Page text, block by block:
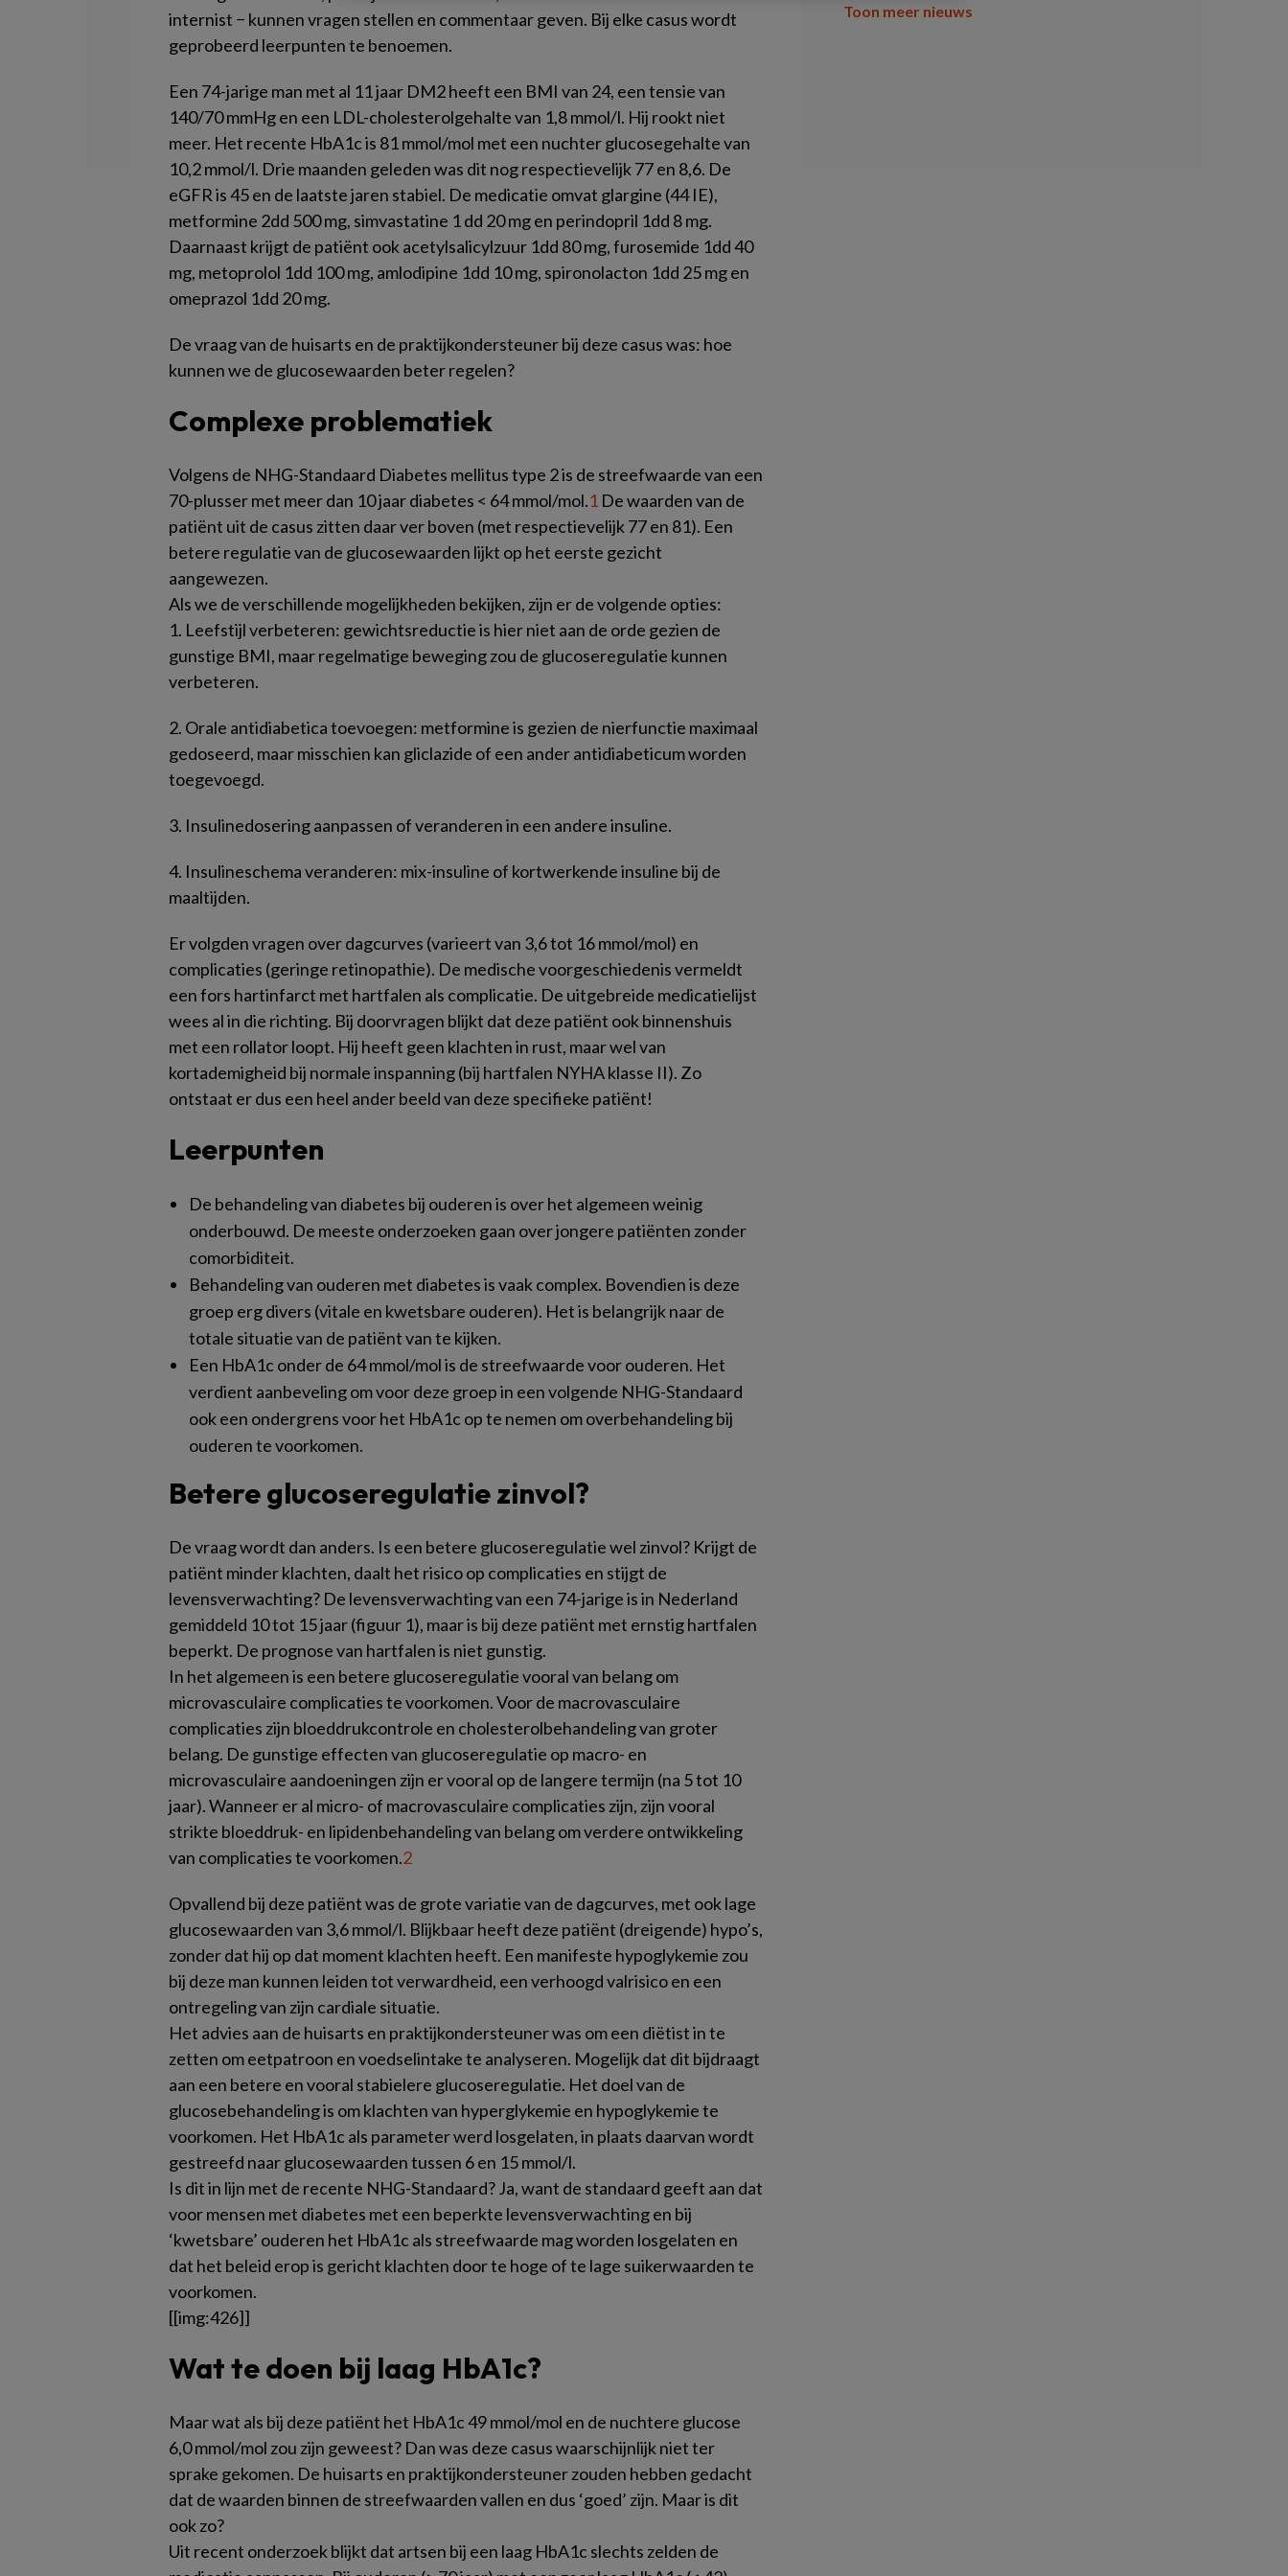
internist − kunnen vragen stellen en commentaar geven. Bij elke casus wordt
geprobeerd leerpunten te benoemen.
Een 74-jarige man met al 11 jaar DM2 heeft een BMI van 24, een tensie van
140/70 mmHg en een LDL-cholesterolgehalte van 1,8 mmol/l. Hij rookt niet
meer. Het recente HbA1c is 81 mmol/mol met een nuchter glucosegehalte van
10,2 mmol/l. Drie maanden geleden was dit nog respectievelijk 77 en 8,6. De
eGFR is 45 en de laatste jaren stabiel. De medicatie omvat glargine (44 IE),
metformine 2dd 500 mg, simvastatine 1 dd 20 mg en perindopril 1dd 8 mg.
Daarnaast krijgt de patiënt ook acetylsalicylzuur 1dd 80 mg, furosemide 1dd 40
mg, metoprolol 1dd 100 mg, amlodipine 1dd 10 mg, spironolacton 1dd 25 mg en
omeprazol 1dd 20 mg.
De vraag van de huisarts en de praktijkondersteuner bij deze casus was: hoe
kunnen we de glucosewaarden beter regelen?
Complexe problematiek
Volgens de NHG-Standaard Diabetes mellitus type 2 is de streefwaarde van een
70-plusser met meer dan 10 jaar diabetes < 64 mmol/mol.1 De waarden van de
patiënt uit de casus zitten daar ver boven (met respectievelijk 77 en 81). Een
betere regulatie van de glucosewaarden lijkt op het eerste gezicht
aangewezen.
Als we de verschillende mogelijkheden bekijken, zijn er de volgende opties:
1. Leefstijl verbeteren: gewichtsreductie is hier niet aan de orde gezien de
gunstige BMI, maar regelmatige beweging zou de glucoseregulatie kunnen
verbeteren.
2. Orale antidiabetica toevoegen: metformine is gezien de nierfunctie maximaal
gedoseerd, maar misschien kan gliclazide of een ander antidiabeticum worden
toegevoegd.
3. Insulinedosering aanpassen of veranderen in een andere insuline.
4. Insulineschema veranderen: mix-insuline of kortwerkende insuline bij de
maaltijden.
Er volgden vragen over dagcurves (varieert van 3,6 tot 16 mmol/mol) en
complicaties (geringe retinopathie). De medische voorgeschiedenis vermeldt
een fors hartinfarct met hartfalen als complicatie. De uitgebreide medicatielijst
wees al in die richting. Bij doorvragen blijkt dat deze patiënt ook binnenshuis
met een rollator loopt. Hij heeft geen klachten in rust, maar wel van
kortademigheid bij normale inspanning (bij hartfalen NYHA klasse II). Zo
ontstaat er dus een heel ander beeld van deze specifieke patiënt!
Leerpunten
De behandeling van diabetes bij ouderen is over het algemeen weinig
onderbouwd. De meeste onderzoeken gaan over jongere patiënten zonder
comorbiditeit.
Behandeling van ouderen met diabetes is vaak complex. Bovendien is deze
groep erg divers (vitale en kwetsbare ouderen). Het is belangrijk naar de
totale situatie van de patiënt van te kijken.
Een HbA1c onder de 64 mmol/mol is de streefwaarde voor ouderen. Het
verdient aanbeveling om voor deze groep in een volgende NHG-Standaard
ook een ondergrens voor het HbA1c op te nemen om overbehandeling bij
ouderen te voorkomen.
Betere glucoseregulatie zinvol?
De vraag wordt dan anders. Is een betere glucoseregulatie wel zinvol? Krijgt de
patiënt minder klachten, daalt het risico op complicaties en stijgt de
levensverwachting? De levensverwachting van een 74-jarige is in Nederland
gemiddeld 10 tot 15 jaar (figuur 1), maar is bij deze patiënt met ernstig hartfalen
beperkt. De prognose van hartfalen is niet gunstig.
In het algemeen is een betere glucoseregulatie vooral van belang om
microvasculaire complicaties te voorkomen. Voor de macrovasculaire
complicaties zijn bloeddrukcontrole en cholesterolbehandeling van groter
belang. De gunstige effecten van glucoseregulatie op macro- en
microvasculaire aandoeningen zijn er vooral op de langere termijn (na 5 tot 10
jaar). Wanneer er al micro- of macrovasculaire complicaties zijn, zijn vooral
strikte bloeddruk- en lipidenbehandeling van belang om verdere ontwikkeling
van complicaties te voorkomen.2
Opvallend bij deze patiënt was de grote variatie van de dagcurves, met ook lage
glucosewaarden van 3,6 mmol/l. Blijkbaar heeft deze patiënt (dreigende) hypo’s,
zonder dat hij op dat moment klachten heeft. Een manifeste hypoglykemie zou
bij deze man kunnen leiden tot verwardheid, een verhoogd valrisico en een
ontregeling van zijn cardiale situatie.
Het advies aan de huisarts en praktijkondersteuner was om een diëtist in te
zetten om eetpatroon en voedselintake te analyseren. Mogelijk dat dit bijdraagt
aan een betere en vooral stabielere glucoseregulatie. Het doel van de
glucosebehandeling is om klachten van hyperglykemie en hypoglykemie te
voorkomen. Het HbA1c als parameter werd losgelaten, in plaats daarvan wordt
gestreefd naar glucosewaarden tussen 6 en 15 mmol/l.
Is dit in lijn met de recente NHG-Standaard? Ja, want de standaard geeft aan dat
voor mensen met diabetes met een beperkte levensverwachting en bij
‘kwetsbare’ ouderen het HbA1c als streefwaarde mag worden losgelaten en
dat het beleid erop is gericht klachten door te hoge of te lage suikerwaarden te
voorkomen.
[[img:426]]
Wat te doen bij laag HbA1c?
Maar wat als bij deze patiënt het HbA1c 49 mmol/mol en de nuchtere glucose
6,0 mmol/mol zou zijn geweest? Dan was deze casus waarschijnlijk niet ter
sprake gekomen. De huisarts en praktijkondersteuner zouden hebben gedacht
dat de waarden binnen de streefwaarden vallen en dus ‘goed’ zijn. Maar is dit
ook zo?
Uit recent onderzoek blijkt dat artsen bij een laag HbA1c slechts zelden de
Toon meer nieuws